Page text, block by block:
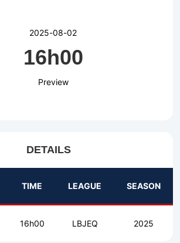
2025-08-02
16h00
Preview
DETAILS
TIME LEAGUE SEASON
16h00 LBJEQ 2025